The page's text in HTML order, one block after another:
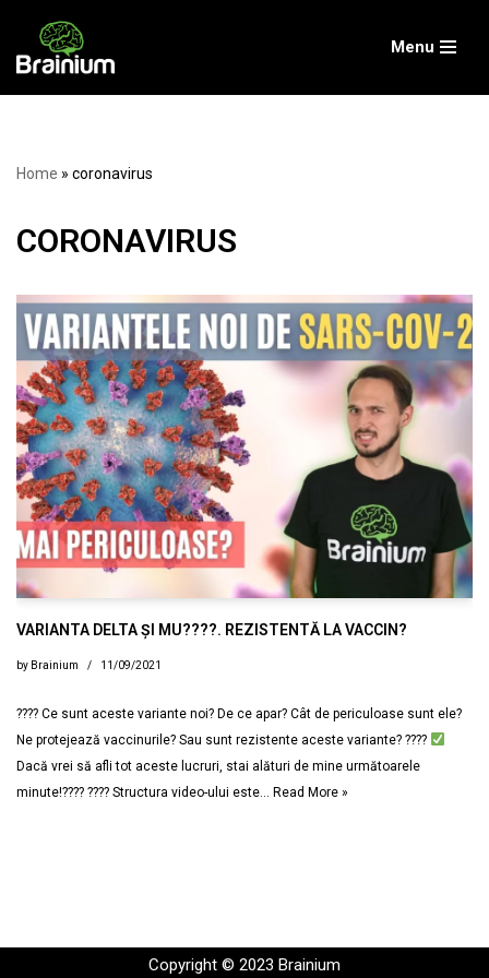
Skip
Menu
Home » coronavirus
CORONAVIRUS
VARIANTA DELTA ȘI MU????. REZISTENTĂ LA VACCIN?
by Brainium 11/09/2021
???? Ce sunt aceste variante noi? De ce apar? Cât de periculoase sunt ele?
Ne protejează vaccinurile? Sau sunt rezistente aceste variante? ????
Dacă vrei să afli tot aceste lucruri, stai alături de mine următoarele
minute!???? ???? Structura video-ului este… Read More »
Copyright © 2023 Brainium